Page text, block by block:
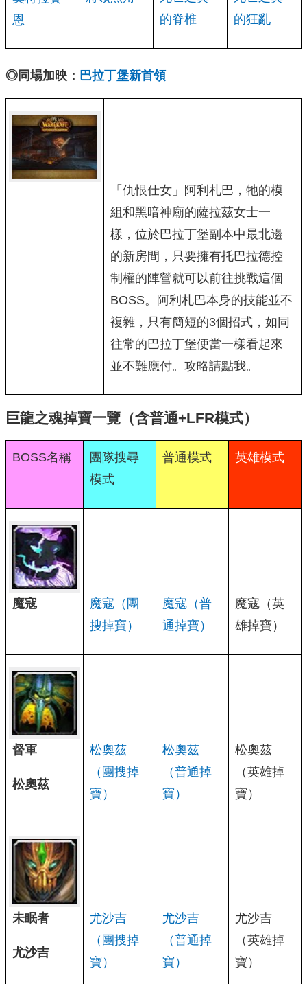
恩
的脊椎
的狂亂
◎同場加映： 巴拉丁堡新首領
「仇恨仕女」阿利札巴，牠的模
組和黑暗神廟的薩拉茲女士一
樣，位於巴拉丁堡副本中最北邊
的新房間，只要擁有托巴拉德控
制權的陣營就可以前往挑戰這個
BOSS。阿利札巴本身的技能並不
複雜，只有簡短的3個招式，如同
往常的巴拉丁堡便當一樣看起來
並不難應付。攻略請點我。
巨龍之魂掉寶一覽（含普通+LFR模式）
BOSS名稱
團隊搜尋
模式
普通模式 英雄模式
魔寇
魔寇（團
搜掉寶）
魔寇（普
通掉寶）
魔寇（英
雄掉寶）
督軍
松奧茲
松奧茲
（團搜掉
寶）
松奧茲
（普通掉
寶）
松奧茲
（英雄掉
寶）
未眠者
尤沙吉
尤沙吉
（團搜掉
寶）
尤沙吉
（普通掉
寶）
尤沙吉
（英雄掉
寶）